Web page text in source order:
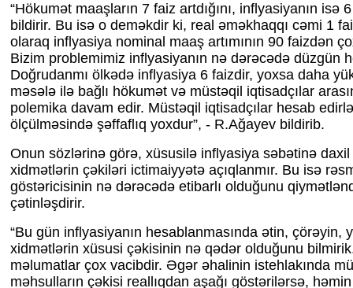
“Hökumət maaşların 7 faiz artdığını, inflyasiyanın isə
bildirir. Bu isə o deməkdir ki, real əməkhaqqı cəmi 1
olaraq inflyasiya nominal maaş artımının 90 faizdən
Bizim problemimiz inflyasiyanın nə dərəcədə düzgün
Doğrudanmı ölkədə inflyasiya 6 faizdir, yoxsa daha
məsələ ilə bağlı hökumət və müstəqil iqtisadçılar
polemika davam edir. Müstəqil iqtisadçılar hesab
ölçülməsində şəffaflıq yoxdur”, - R.Ağayev bildirib.
Onun sözlərinə görə, xüsusilə inflyasiya səbətinə
xidmətlərin çəkiləri ictimaiyyətə açıqlanmır. Bu isə
göstəricisinin nə dərəcədə etibarlı olduğunu
çətinləşdirir.
“Bu gün inflyasiyanın hesablanmasında ətin, çörəyin,
xidmətlərin xüsusi çəkisinin nə qədər olduğunu
məlumatlar çox vacibdir. Əgər əhalinin istehlakında
məhsulların çəkisi reallıqdan aşağı göstərilərsə,